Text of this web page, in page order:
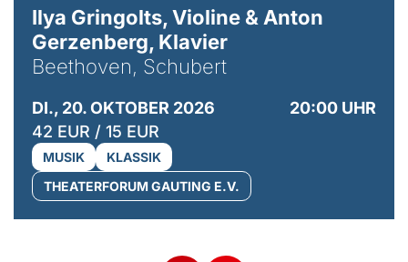
Ilya Gringolts, Violine & Anton
Gerzenberg, Klavier
Beethoven, Schubert
DI., 20. OKTOBER 2026
20:00 UHR
42 EUR / 15 EUR
MUSIK
KLASSIK
THEATERFORUM GAUTING E.V.